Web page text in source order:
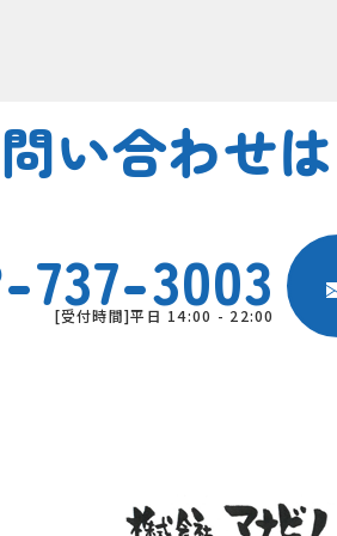
い合わせは
3003
[受付時間]平日 14:00 - 22:00